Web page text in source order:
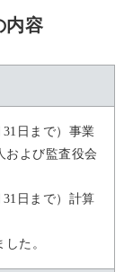
内容
31日まで）事業
および監査役会
31日まで）計算
た。